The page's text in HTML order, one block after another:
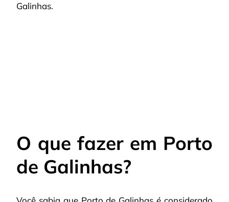
Galinhas.
O que fazer em Porto
de Galinhas?